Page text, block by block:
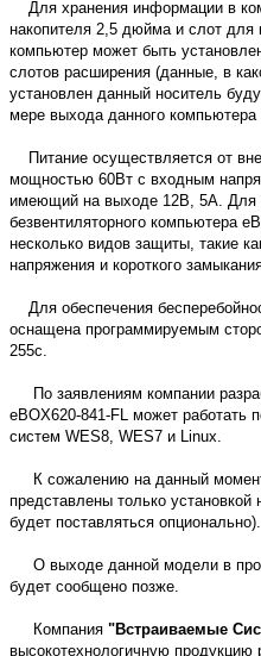
Для хранения информации в
накопителя 2,5 дюйма и слот для
компьютер может быть
слотов расширения (данные, в
установлен данный носитель
мере выхода данного компьютера
Питание осуществляется от
мощностью 60Вт с входным
имеющий на выходе 12В, 5А. Для
безвентиляторного компьютера
несколько видов защиты, такие
напряжения и короткого
Для обеспечения
оснащена программируемым
255с.
По заявлениям компании
eBOX620-841-FL может работать
систем WES8, WES7 и Linux.
К сожалению на данный
представлены только
будет поставляться опционально).
О выходе данной модели в
будет сообщено позже.
Компания "Встраиваемые
высокотехнологичную продукцию